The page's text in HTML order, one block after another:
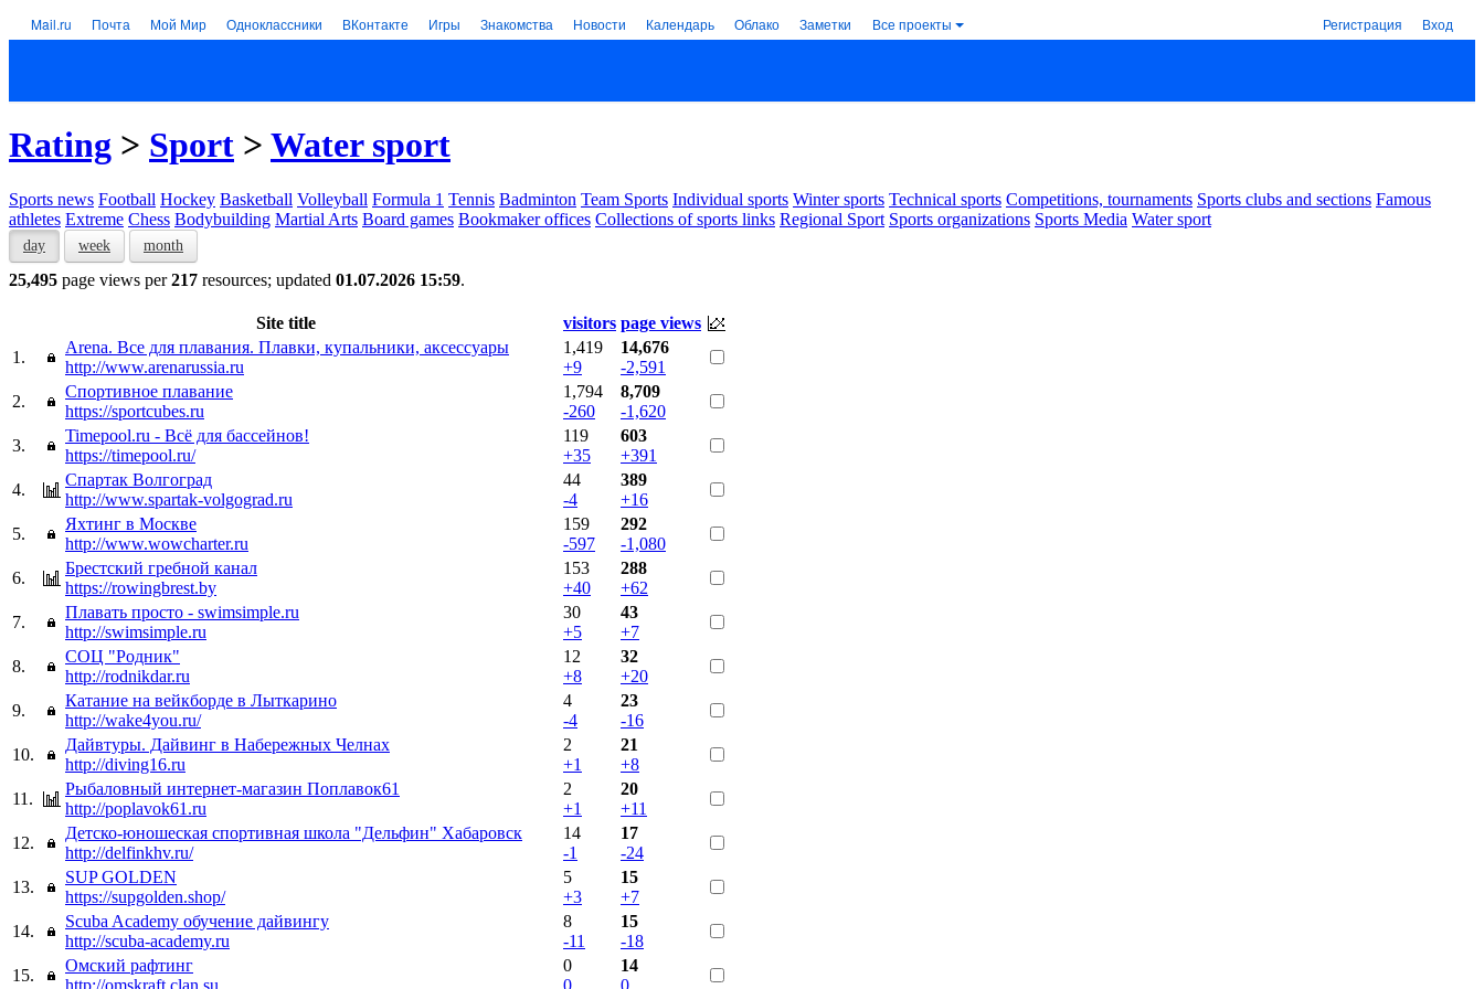
Mail.ru Почта Мой Мир Одноклассники ВКонтакте Игры Знакомства Новости Календарь Облако Заметки Все проекты Регистрация Вход
Rating > Sport > Water sport
Sports news Football Hockey Basketball Volleyball Formula 1 Tennis Badminton Team Sports Individual sports Winter sports Technical sports Competitions, tournaments Sports clubs and sections Famous
athletes Extreme Chess Bodybuilding Martial Arts Board games Bookmaker offices Collections of sports links Regional Sport Sports organizations Sports Media Water sport
day week month
25,495 page views per217 resources; updated 01.07.2026 15:59.
Site title visitors page views
1.
Arena. Все для плавания. Плавки, купальники, аксессуары
http://www.arenarussia.ru
1,419
+9
14,676
-2,591
2.
Спортивное плавание
https://sportcubes.ru
1,794
-260
8,709
-1,620
3.
Timepool.ru - Всё для бассейнов!
https://timepool.ru/
119
+35
603
+391
4.
Спартак Волгоград
http://www.spartak-volgograd.ru
44
-4
389
+16
5.
Яхтинг в Москве
http://www.wowcharter.ru
159
-597
292
-1,080
6.
Брестский гребной канал
https://rowingbrest.by
153
+40
288
+62
7.
Плавать просто - swimsimple.ru
http://swimsimple.ru
30
+5
43
+7
8.
СОЦ "Родник"
http://rodnikdar.ru
12
+8
32
+20
9.
Катание на вейкборде в Лыткарино
http://wake4you.ru/
4
-4
23
-16
10.
Дайвтуры. Дайвинг в Набережных Челнах
http://diving16.ru
2
+1
21
+8
11.
Рыбаловный интернет-магазин Поплавок61
http://poplavok61.ru
2
+1
20
+11
12.
Детско-юношеская спортивная школа "Дельфин" Хабаровск
http://delfinkhv.ru/
14
-1
17
-24
13.
SUP GOLDEN
https://supgolden.shop/
5
+3
15
+7
14.
Scuba Academy обучение дайвингу
http://scuba-academy.ru
8
-11
15
-18
15.
Омский рафтинг
http://omskraft.clan.su
0
0
14
0